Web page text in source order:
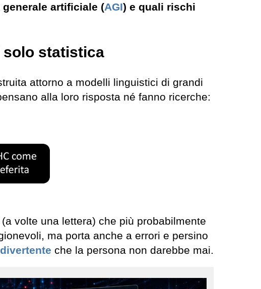
artificiale (AGI) e quali rischi
solo statistica
attorno a modelli linguistici di grandi
alla loro risposta né fanno ricerche:
volte una lettera) che più probabilmente
ma porta anche a errori e persino
che la persona non darebbe mai.